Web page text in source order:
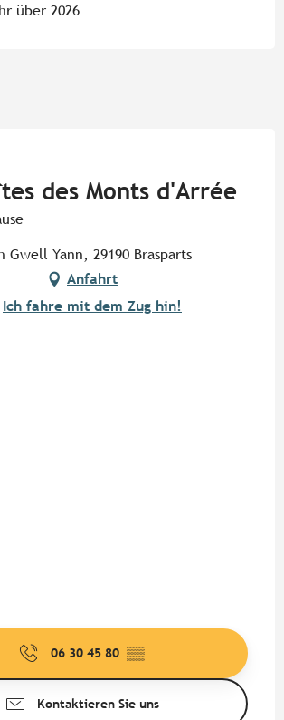
über 2026
des Monts d'Arrée
Gwell Yann, 29190 Brasparts
Anfahrt
Ich fahre mit dem Zug hin!
06 30 45 80 ▒▒
Kontaktieren Sie uns